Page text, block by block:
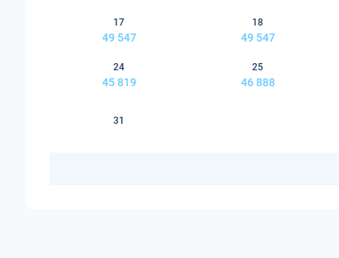
17
49 547
18
49 547
24
45 819
25
46 888
31